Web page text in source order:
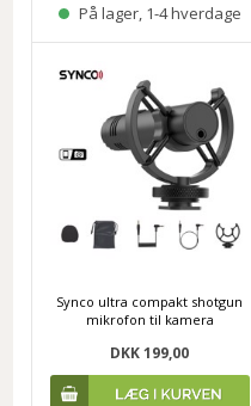
På lager, 1-4 hverdage
Synco ultra compakt shotgun
mikrofon til kamera
DKK 199,00